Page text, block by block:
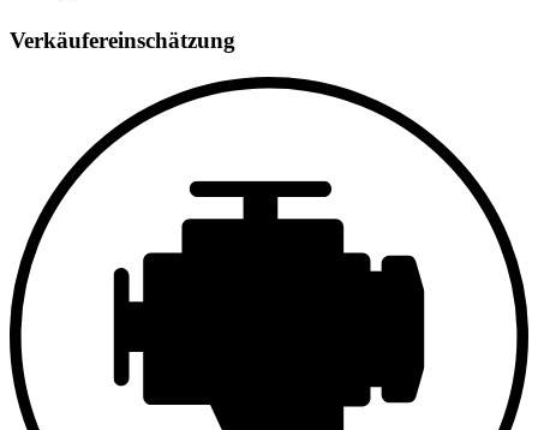
Verkäufereinschätzung